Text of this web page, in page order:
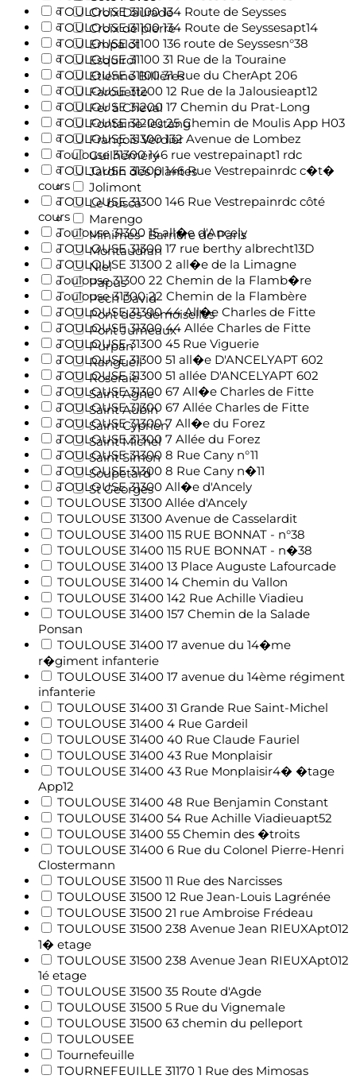
Croix Daurade
Croix de pierre
Empalot
Esquirol
Etienne Billières
Farouette
Fer à Cheval
Fontaine-lestang
François Verdier
Guilheméry
Jardin des plantes
Jolimont
Le busca
Marengo
Minimes- Barrière de Paris
Montaudran
Niel
Papus
Pech David
Pont des demoiselles
Pont Jumeaux
Purpan
Rangueil
Roseraie
Saint Agne
Saint Aubin
Saint Cyprien
Saint Michel
Saint Simon
Soupetard
St Georges
TOULOUSE 31100 134 Route de Seysses
TOULOUSE 31100 134 Route de Seyssesapt14
TOULOUSE 31100 136 route de Seyssesn°38
TOULOUSE 31100 31 Rue de la Touraine
TOULOUSE 31100 31 Rue du CherApt 206
TOULOUSE 31200 12 Rue de la Jalousieapt12
TOULOUSE 31200 17 Chemin du Prat-Long
TOULOUSE 31200 25 Chemin de Moulis App H03
TOULOUSE 31300 132 Avenue de Lombez
Toulouse 31300 146 rue vestrepainapt1 rdc
TOULOUSE 31300 146 Rue Vestrepainrdc c�t�
cours
TOULOUSE 31300 146 Rue Vestrepainrdc côté
cours
Toulouse 31300 15 all�e d'Ancely
TOULOUSE 31300 17 rue berthy albrecht13D
TOULOUSE 31300 2 all�e de la Limagne
Toulouse 31300 22 Chemin de la Flamb�re
Toulouse 31300 22 Chemin de la Flambère
TOULOUSE 31300 44 All�e Charles de Fitte
TOULOUSE 31300 44 Allée Charles de Fitte
TOULOUSE 31300 45 Rue Viguerie
TOULOUSE 31300 51 all�e D'ANCELYAPT 602
TOULOUSE 31300 51 allée D'ANCELYAPT 602
TOULOUSE 31300 67 All�e Charles de Fitte
TOULOUSE 31300 67 Allée Charles de Fitte
TOULOUSE 31300 7 All�e du Forez
TOULOUSE 31300 7 Allée du Forez
TOULOUSE 31300 8 Rue Cany n°11
TOULOUSE 31300 8 Rue Cany n�11
TOULOUSE 31300 All�e d'Ancely
TOULOUSE 31300 Allée d'Ancely
TOULOUSE 31300 Avenue de Casselardit
TOULOUSE 31400 115 RUE BONNAT - n°38
TOULOUSE 31400 115 RUE BONNAT - n�38
TOULOUSE 31400 13 Place Auguste Lafourcade
TOULOUSE 31400 14 Chemin du Vallon
TOULOUSE 31400 142 Rue Achille Viadieu
TOULOUSE 31400 157 Chemin de la Salade
Ponsan
TOULOUSE 31400 17 avenue du 14�me
r�giment infanterie
TOULOUSE 31400 17 avenue du 14ème régiment
infanterie
TOULOUSE 31400 31 Grande Rue Saint-Michel
TOULOUSE 31400 4 Rue Gardeil
TOULOUSE 31400 40 Rue Claude Fauriel
TOULOUSE 31400 43 Rue Monplaisir
TOULOUSE 31400 43 Rue Monplaisir4� �tage
App12
TOULOUSE 31400 48 Rue Benjamin Constant
TOULOUSE 31400 54 Rue Achille Viadieuapt52
TOULOUSE 31400 55 Chemin des �troits
TOULOUSE 31400 6 Rue du Colonel Pierre-Henri
Clostermann
TOULOUSE 31500 11 Rue des Narcisses
TOULOUSE 31500 12 Rue Jean-Louis Lagrénée
TOULOUSE 31500 21 rue Ambroise Frédeau
TOULOUSE 31500 238 Avenue Jean RIEUXApt012
1� etage
TOULOUSE 31500 238 Avenue Jean RIEUXApt012
1é etage
TOULOUSE 31500 35 Route d'Agde
TOULOUSE 31500 5 Rue du Vignemale
TOULOUSE 31500 63 chemin du pelleport
TOULOUSEE
Tournefeuille
TOURNEFEUILLE 31170 1 Rue des Mimosas